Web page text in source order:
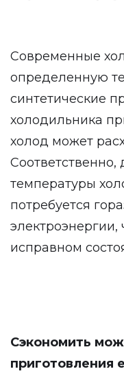
Современные
определенную
синтетические
холодильника
холод может
температуры
потребуется
исправном
Сэкономить
приготовления